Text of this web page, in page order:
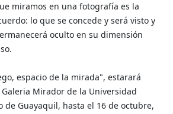
miramos en una fotografía es la
lo que se concede y será visto y
oculto en su dimensión
espacio de la mirada", estarará
Mirador de la Universidad
de Guayaquil, hasta el 16 de octubre,